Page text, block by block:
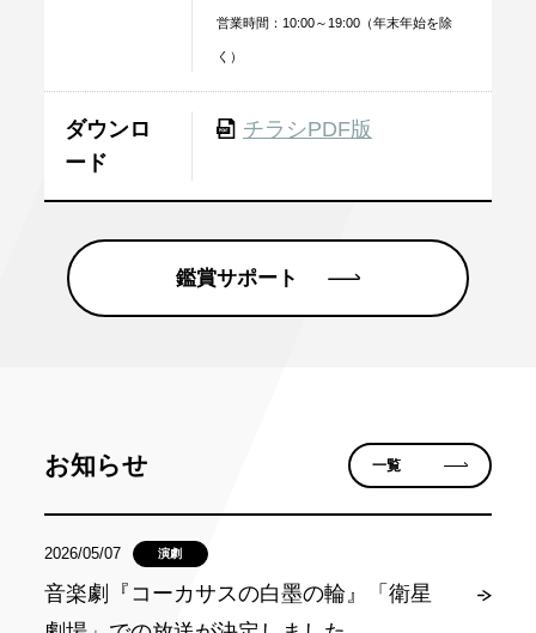
営業時間：10:00～19:00（年末年始を除
く）
ダウンロ
ード
チラシPDF版
鑑賞サポート
お知らせ 一覧
2026/05/07 演劇
音楽劇『コーカサスの白墨の輪』「衛星